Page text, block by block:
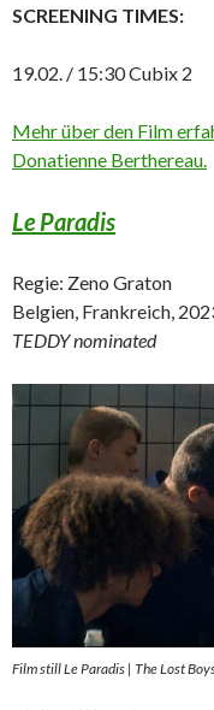
SCREENING TIMES:
19.02. / 15:30 Cubix 2
Mehr über den Film
Donatienne Berthereau.
Le Paradis
Regie: Zeno Graton
Belgien, Frankreich,
TEDDY nominated
Film still Le Paradis | The Lost